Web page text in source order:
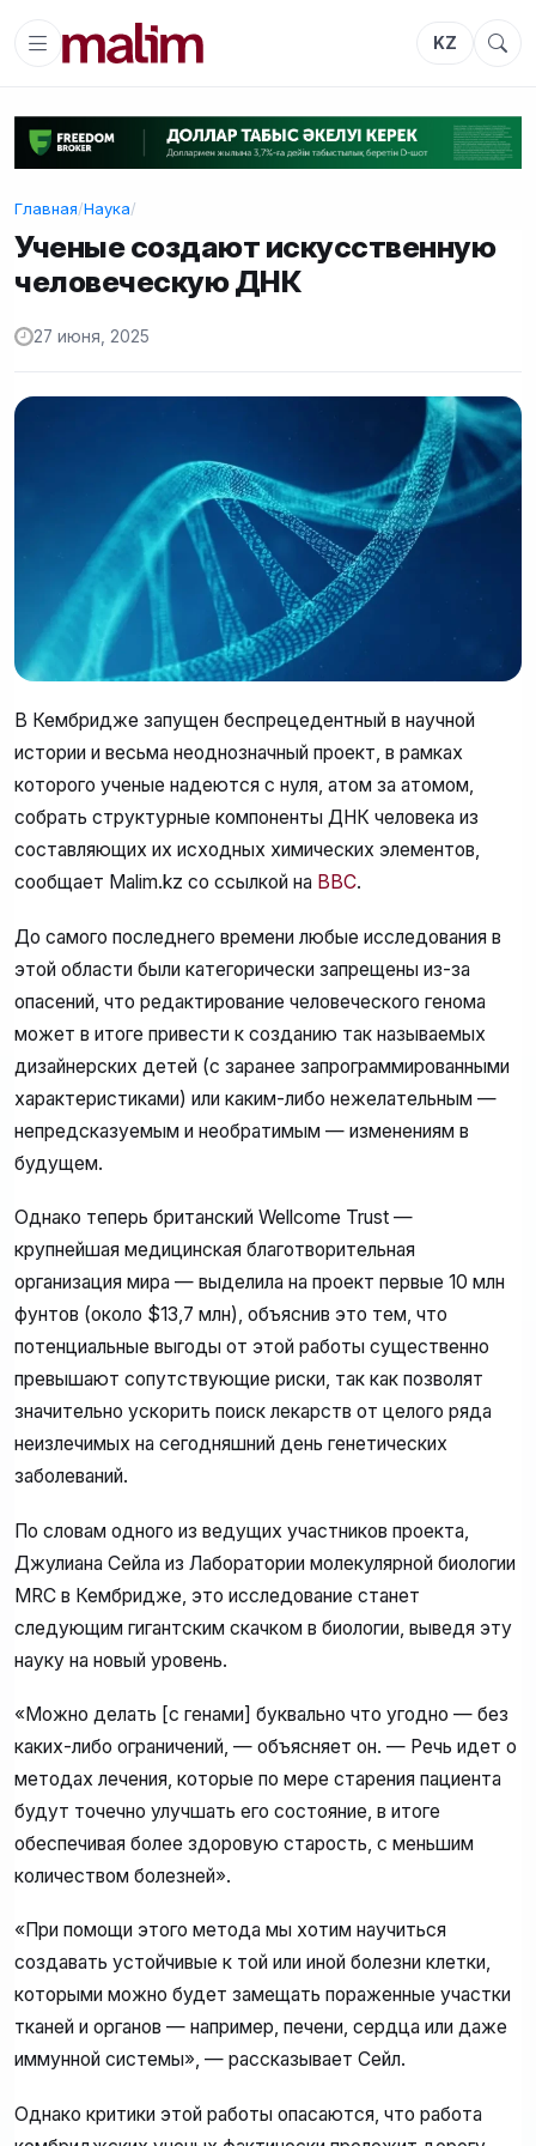
KZ
Главная/Наука/
Ученые создают искусственную
человеческую ДНК
27 июня, 2025
В Кембридже запущен беспрецедентный в научной
истории и весьма неоднозначный проект, в рамках
которого ученые надеются с нуля, атом за атомом,
собрать структурные компоненты ДНК человека из
составляющих их исходных химических элементов,
сообщает Malim.kz со ссылкой на ВВС.
До самого последнего времени любые исследования в
этой области были категорически запрещены из-за
опасений, что редактирование человеческого генома
может в итоге привести к созданию так называемых
дизайнерских детей (с заранее запрограммированными
характеристиками) или каким-либо нежелательным —
непредсказуемым и необратимым — изменениям в
будущем.
Однако теперь британский Wellcome Trust —
крупнейшая медицинская благотворительная
организация мира — выделила на проект первые 10 млн
фунтов (около $13,7 млн), объяснив это тем, что
потенциальные выгоды от этой работы существенно
превышают сопутствующие риски, так как позволят
значительно ускорить поиск лекарств от целого ряда
неизлечимых на сегодняшний день генетических
заболеваний.
По словам одного из ведущих участников проекта,
Джулиана Сейла из Лаборатории молекулярной биологии
MRC в Кембридже, это исследование станет
следующим гигантским скачком в биологии, выведя эту
науку на новый уровень.
«Можно делать [с генами] буквально что угодно — без
каких-либо ограничений, — объясняет он. — Речь идет о
методах лечения, которые по мере старения пациента
будут точечно улучшать его состояние, в итоге
обеспечивая более здоровую старость, с меньшим
количеством болезней».
«При помощи этого метода мы хотим научиться
создавать устойчивые к той или иной болезни клетки,
которыми можно будет замещать пораженные участки
тканей и органов — например, печени, сердца или даже
иммунной системы», — рассказывает Сейл.
Однако критики этой работы опасаются, что работа